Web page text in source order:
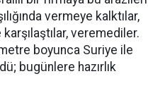
vermeye kalktılar,
veremediler.
boyunca Suriye ile
bugünlere hazırlık